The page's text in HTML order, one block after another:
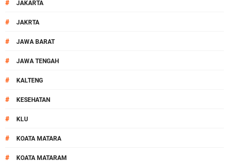
# JAKARTA
# JAKRTA
# JAWA BARAT
# JAWA TENGAH
# KALTENG
# KESEHATAN
# KLU
# KOATA MATARA
# KOATA MATARAM